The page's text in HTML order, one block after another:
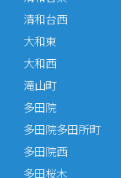
清和台西
大和東
大和西
滝山町
多田院
多田院多田所町
多田院西
多田桜木